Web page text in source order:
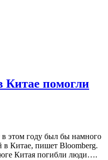
помогли
этом году был бы намного
в Китае, пишет Bloomberg.
юге Китая погибли люди….